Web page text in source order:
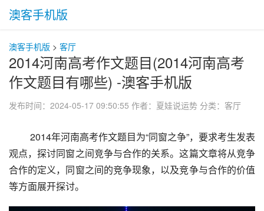
澳客手机版
澳客手机版 > 客厅
2014河南高考作文题目(2014河南高考
作文题目有哪些) -澳客手机版
发布时间：2024-05-17 09:50:55 作者：夏娃说运势 分类： 客厅
观点，探讨同窗之间竞争与合作的关系。这篇文章将从竞争
合作的定义，同窗之间的竞争现象，以及竞争与合作的价值
等方面展开探讨。